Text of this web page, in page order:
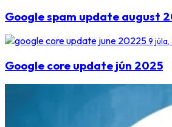
Google spam update august
9
Google core update jún 2025